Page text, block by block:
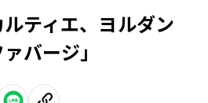
ティエ、ヨルダン
バージ」